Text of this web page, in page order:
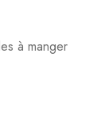
à manger